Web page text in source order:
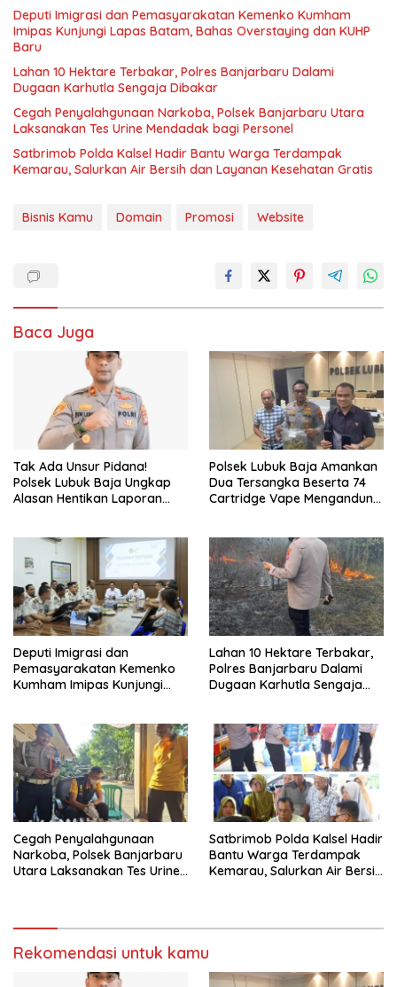
Deputi Imigrasi dan Pemasyarakatan Kemenko Kumham
Imipas Kunjungi Lapas Batam, Bahas Overstaying dan KUHP
Baru
Lahan 10 Hektare Terbakar, Polres Banjarbaru Dalami
Dugaan Karhutla Sengaja Dibakar
Cegah Penyalahgunaan Narkoba, Polsek Banjarbaru Utara
Laksanakan Tes Urine Mendadak bagi Personel
Satbrimob Polda Kalsel Hadir Bantu Warga Terdampak
Kemarau, Salurkan Air Bersih dan Layanan Kesehatan Gratis
Bisnis Kamu Domain Promosi Website
Baca Juga
Tak Ada Unsur Pidana!
Polsek Lubuk Baja Ungkap
Alasan Hentikan Laporan
Polsek Lubuk Baja Amankan
Dua Tersangka Beserta 74
Cartridge Vape Mengandung
Deputi Imigrasi dan
Pemasyarakatan Kemenko
Kumham Imipas Kunjungi
Lahan 10 Hektare Terbakar,
Polres Banjarbaru Dalami
Dugaan Karhutla Sengaja
Cegah Penyalahgunaan
Narkoba, Polsek Banjarbaru
Utara Laksanakan Tes Urine
Satbrimob Polda Kalsel Hadir
Bantu Warga Terdampak
Kemarau, Salurkan Air Bersih
Rekomendasi untuk kamu